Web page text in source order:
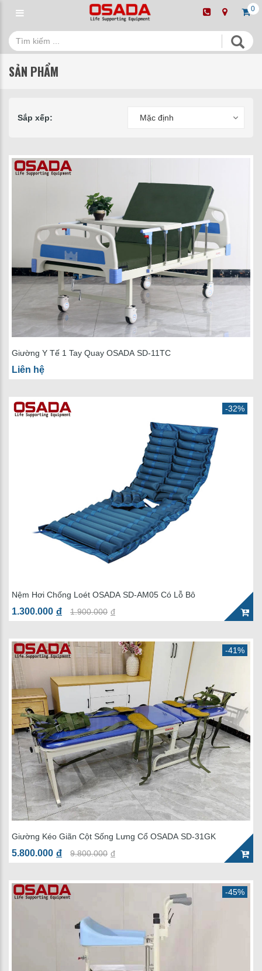
0
SẢN PHẨM
Sắp xếp: Mặc định
Giường Y Tế 1 Tay Quay OSADA SD-11TC
Liên hệ
Nệm Hơi Chống Loét OSADA SD-AM05 Có Lỗ Bô
1.300.000 đ 1.900.000 đ
-32%
Giường Kéo Giãn Cột Sống Lưng Cổ OSADA SD-31GK
5.800.000 đ 9.800.000 đ
-41%
-45%